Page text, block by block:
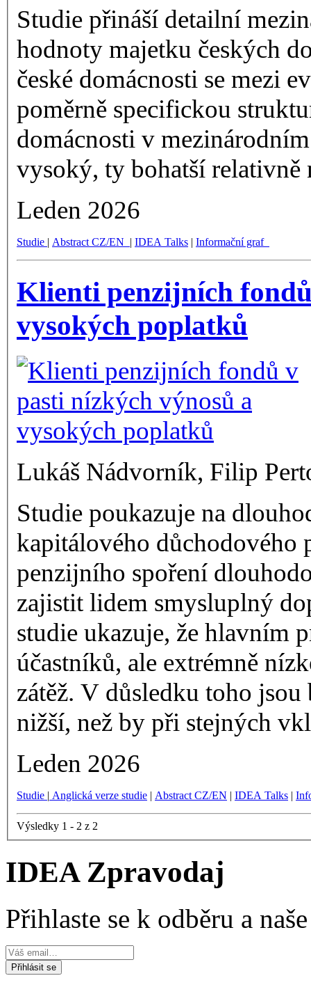
Studie přináší detailní
hodnoty majetku českých
české domácnosti se mezi
poměrně specifickou
domácnosti v
vysoký, ty bohatší relativně
Leden 2026
Studie | Abstract CZ/EN | IDEA Talks | Informační graf
Klienti penzijních
vysokých poplatků
Lukáš Nádvorník, Filip
Studie poukazuje na
kapitálového důchodového
penzijního spoření
zajistit lidem smysluplný
studie ukazuje, že hlavním
účastníků, ale extrémně
zátěž. V důsledku toho
nižší, než by při stejných
Leden 2026
Studie | Anglická verze studie | Abstract CZ/EN | IDEA Talks |
Výsledky 1 - 2 z 2
IDEA Zpravodaj
Přihlaste se k odběru a